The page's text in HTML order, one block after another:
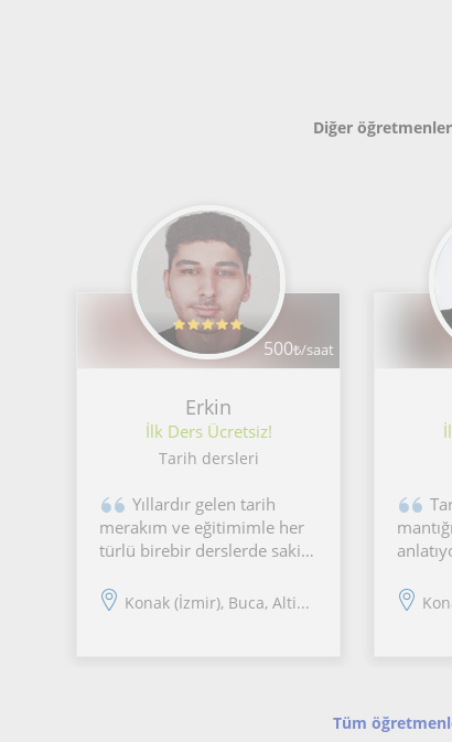
Diğer
500₺/saat
Erkin
İlk Ders Ücretsiz!
Tarih dersleri
Yıllardır gelen tarih
merakım ve eğitimimle her
türlü birebir derslerde sakin,
anlatım içeren derslerimle
Konak (İzmir), Buca, Alti...
uygun
Tüm